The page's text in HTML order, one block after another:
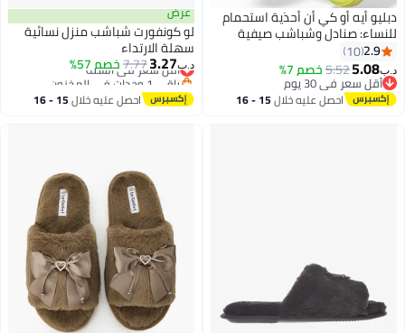
أيه أو كي أن أحذية استحمام
صنادل وشباشب صيفية
للانزلاق. مثالية كأحذية
وشباشب حمام، وأحذية
نسائية بنعل سميك. تصميم
للانزلاق يضمن السلامة في
الرطبة. متعددة
2.9
10
5.08
5.52خصم 7%
أقل سعر في 30 يوم
أقل سعر في 30 يوماحصل عليه خلال 15 - 16
اغسطس
عرض
لو كونفورت شباشب منزل نسائية
سهلة الارتداء
3.27
7.77خصم 57%
أقل سعر في السنة
باقي 1 وحدات في المخزون
أقل سعر في السنة
احصل عليه خلال 15 - 16
اغسطس